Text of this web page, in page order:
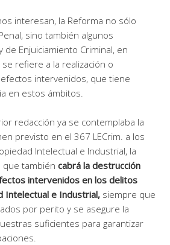
interesan, la Reforma no sólo
sino también algunos
de Enjuiciamiento Criminal, en
refiere a la realización o
intervenidos, que tiene
en estos ámbitos.
redacción ya se contemplaba la
previsto en el 367 LECrim. a los
Intelectual e Industrial, la
que también cabrá la destrucción
intervenidos en los delitos
Intelectual e Industrial, siempre que
por perito y se asegure la
suficientes para garantizar